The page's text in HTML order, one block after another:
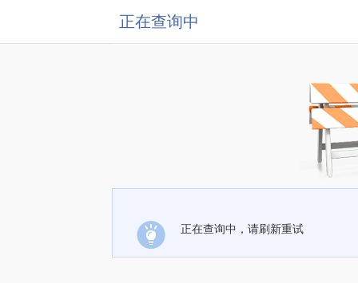
正在查询中
正在查询中，请刷新重试